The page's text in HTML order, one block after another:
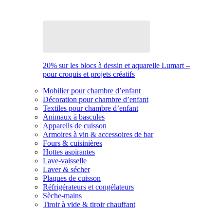
20% sur les blocs à dessin et aquarelle Lumart –
pour croquis et projets créatifs
Mobilier pour chambre d’enfant
Décoration pour chambre d’enfant
Textiles pour chambre d’enfant
Animaux à bascules
Appareils de cuisson
Armoires à vin & accessoires de bar
Fours & cuisinières
Hottes aspirantes
Lave-vaisselle
Laver & sécher
Plaques de cuisson
Réfrigérateurs et congélateurs
Sèche-mains
Tiroir à vide & tiroir chauffant